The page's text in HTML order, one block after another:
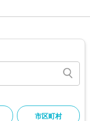
市区町村